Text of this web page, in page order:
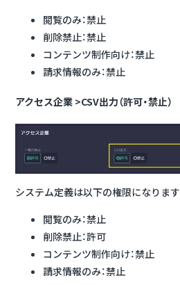
閲覧のみ：禁止
削除禁止：禁止
コンテンツ制作向け：禁止
請求情報のみ：禁止
アクセス企業 >CSV出力（許可・禁止）
システム定義は以下の権限になります
閲覧のみ：禁止
削除禁止：許可
コンテンツ制作向け：禁止
請求情報のみ：禁止